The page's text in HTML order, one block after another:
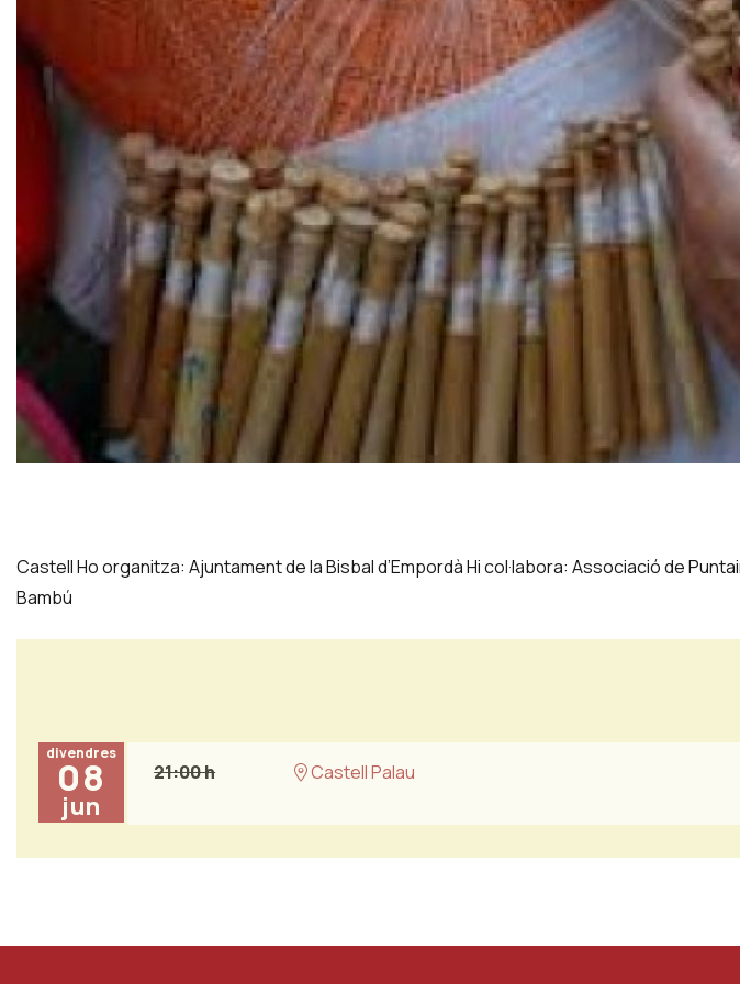
Castell Ho organitza: Ajuntament de la Bisbal d’Empordà Hi col·labora: Associació de
Bambú
divendres
08
jun
21:00 h Castell Palau